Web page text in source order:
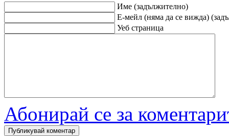
Име (задължително)
Е-мейл (няма да се вижда)
Уеб страница
Абонирай се за